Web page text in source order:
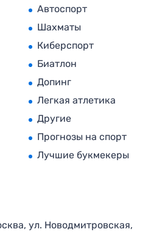
Автоспорт
Шахматы
Киберспорт
Биатлон
Допинг
Легкая атлетика
Другие
Прогнозы на спорт
Лучшие букмекеры
ул. Новодмитровская,